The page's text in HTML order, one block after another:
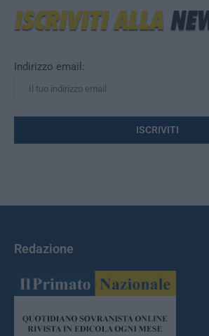
Indirizzo email:
Redazione